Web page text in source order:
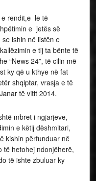
e rendit,e le të
e jetës së
ishin në listën e
e tij ta bënte të
“News 24”, të cilin më
ky që u kthye në fat
shqiptar, vrasja e të
të vitit 2014.
mbret i ngjarjeve,
e këtij dëshmitari,
kishin përfunduar në
të hetohej ndonjëherë,
të ishte zbuluar ky